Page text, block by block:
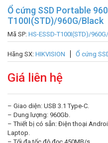
Ổ cứng SSD Portable
T100I(STD)/960G/Black
Mã SP: HS-ESSD-T100I(STD)/
Hãng SX: HIKVISION Ổ cứng
Giá liên hệ
– Giao diện: USB 3.1 Type-C.
– Dung lượng: 960Gb.
– Thiết bị có sẵn: Điện thoại
Laptop.